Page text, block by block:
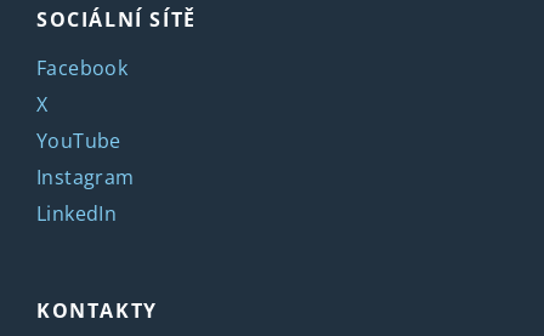
SOCIÁLNÍ SÍTĚ
Facebook
X
YouTube
Instagram
LinkedIn
KONTAKTY